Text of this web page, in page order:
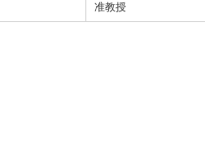
准教授